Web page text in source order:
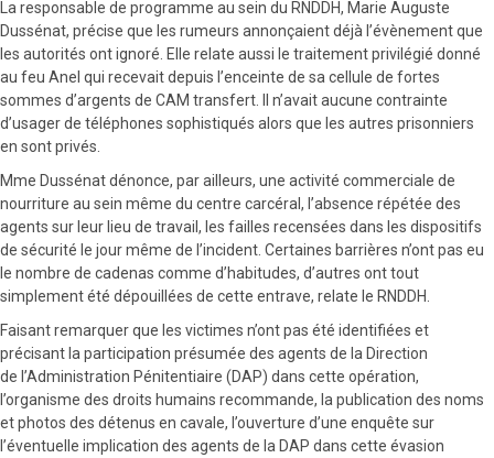
La responsable de programme au sein du RNDDH, Marie Auguste
Dussénat, précise que les rumeurs annonçaient déjà l’évènement que
les autorités ont ignoré. Elle relate aussi le traitement privilégié donné
au feu Anel qui recevait depuis l’enceinte de sa cellule de fortes
sommes d’argents de CAM transfert. Il n’avait aucune contrainte
d’usager de téléphones sophistiqués alors que les autres prisonniers
en sont privés.
Mme Dussénat dénonce, par ailleurs, une activité commerciale de
nourriture au sein même du centre carcéral, l’absence répétée des
agents sur leur lieu de travail, les failles recensées dans les dispositifs
de sécurité le jour même de l’incident. Certaines barrières n’ont pas eu
le nombre de cadenas comme d’habitudes, d’autres ont tout
simplement été dépouillées de cette entrave, relate le RNDDH.
Faisant remarquer que les victimes n’ont pas été identifiées et
précisant la participation présumée des agents de la Direction
de l’Administration Pénitentiaire (DAP) dans cette opération,
l’organisme des droits humains recommande, la publication des noms
et photos des détenus en cavale, l’ouverture d’une enquête sur
l’éventuelle implication des agents de la DAP dans cette évasion